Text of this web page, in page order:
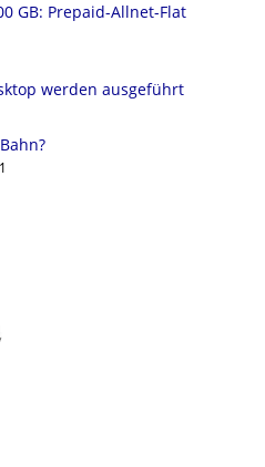
GB: Prepaid-Allnet-Flat
werden ausgeführt